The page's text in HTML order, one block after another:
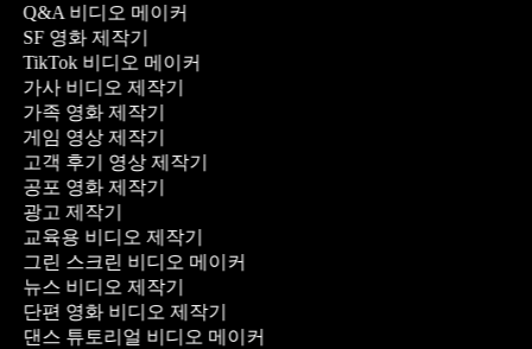
Q&A 비디오 메이커
SF 영화 제작기
TikTok 비디오 메이커
가사 비디오 제작기
가족 영화 제작기
게임 영상 제작기
고객 후기 영상 제작기
공포 영화 제작기
광고 제작기
교육용 비디오 제작기
그린 스크린 비디오 메이커
뉴스 비디오 제작기
단편 영화 비디오 제작기
댄스 튜토리얼 비디오 메이커